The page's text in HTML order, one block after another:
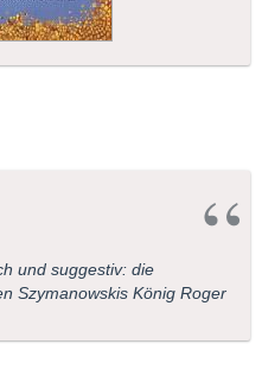
und suggestiv: die
Szymanowskis König Roger